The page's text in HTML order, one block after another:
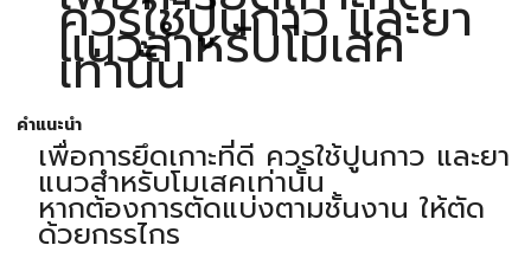
ควรใช้ปูนกาว และยา
แนวสำหรับโมเสค
เท่านั้น
คำแนะนำ
เพื่อการยึดเกาะที่ดี ควรใช้ปูนกาว และยา
แนวสำหรับโมเสคเท่านั้น
หากต้องการตัดแบ่งตามชั้นงาน ให้ตัด
ด้วยกรรไกร